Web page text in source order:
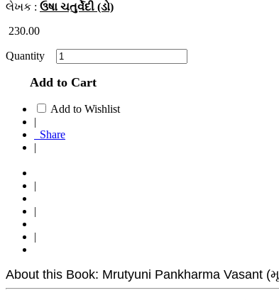
લેખક : ઉષા ચતુર્વેદી (ડો)
230.00
Quantity
Add to Cart
Add to Wishlist
|
Share
|
|
|
|
About this Book: Mrutyuni Pankharma Vasant